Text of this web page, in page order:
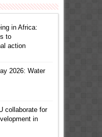
in Africa:
to
action
2026: Water
collaborate for
in